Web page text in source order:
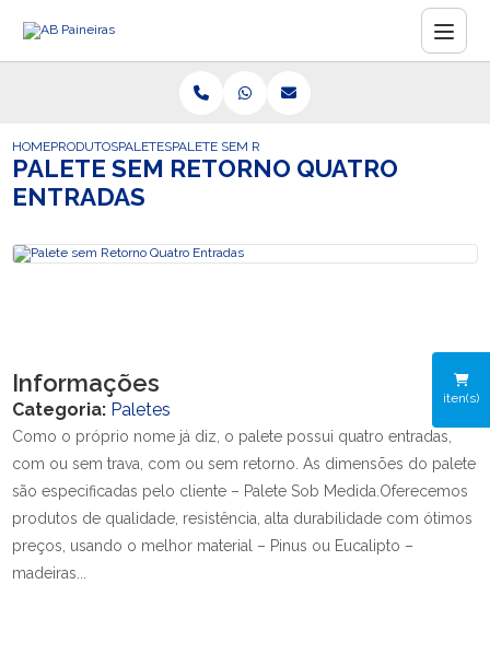
iten(s)
HOMEPRODUTOSPALETESPALETE SEM RETORNO QUATRO ENTRADAS
PALETE SEM RETORNO QUATRO
ENTRADAS
Informações
Categoria: Paletes
Como o próprio nome já diz, o palete possui quatro entradas,
com ou sem trava, com ou sem retorno. As dimensões do palete
são especificadas pelo cliente – Palete Sob Medida.Oferecemos
produtos de qualidade, resistência, alta durabilidade com ótimos
preços, usando o melhor material – Pinus ou Eucalipto –
madeiras...